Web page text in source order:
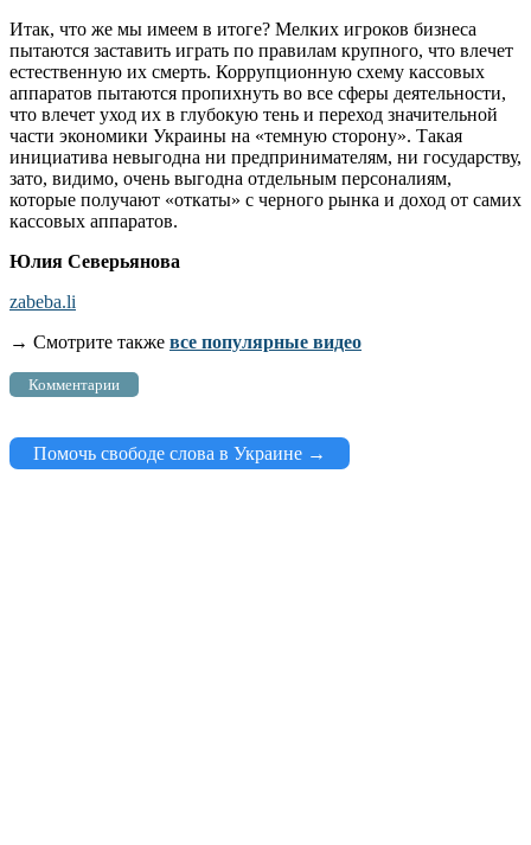
Итак, что же мы имеем в итоге? Мелких игроков бизнеса
пытаются заставить играть по правилам крупного, что влечет
естественную их смерть. Коррупционную схему кассовых
аппаратов пытаются пропихнуть во все сферы деятельности,
что влечет уход их в глубокую тень и переход значительной
части экономики Украины на «темную сторону». Такая
инициатива невыгодна ни предпринимателям, ни государству,
зато, видимо, очень выгодна отдельным персоналиям,
которые получают «откаты» с черного рынка и доход от самих
кассовых аппаратов.
Юлия Северьянова
zabeba.li
→ Смотрите также все популярные видео
Комментарии
Помочь свободе слова в Украине →